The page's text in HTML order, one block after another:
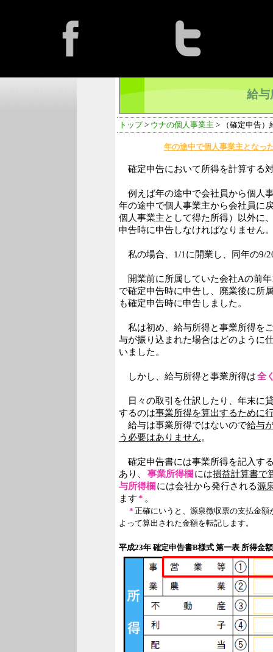
給与
トップ> ウナの個人事業主 > （確定申告）
年の途中で個人事業主となっ
確定申告において所得を計算する
例えば年の途中で会社員から個人
年の途中で個人事業主から会社員に
個人事業主として得た所得）以外に
申告時に申告しなければなりません
私の場合、1/1に開業し、同年の9/
開業前に所属していた会社Aの前
で確定申告時に申告し、廃業後に所
も確定申告時に申告しました。
私は初め、給与所得と事業所得を
与が振り込まれた場合はどのように
いました。
しかし、給与所得と事業所得は全
日々の取引を仕訳したり、年末に
するのは事業所得を算出するために
給与は事業所得ではないので給与
う必要はありません。
確定申告書には事業所得を記入す
あり、
事業所得欄 には損益計算書で
与所得欄 には会社から発行される源
ます* 。
* 正確にいうと、源泉徴収票の支払金
よって算出された金額を転記します。
平成23年 確定申告書B様式 第一表 所得金